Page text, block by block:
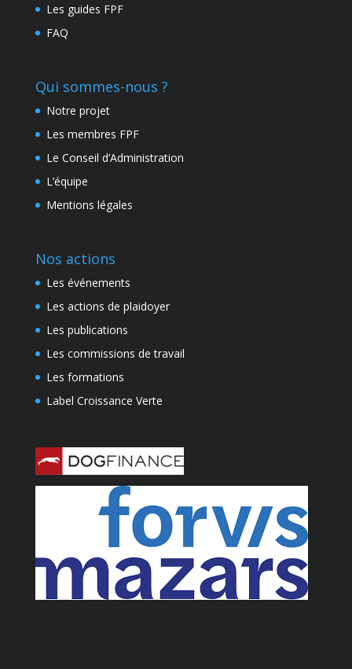
Les guides FPF
FAQ
Qui sommes-nous ?
Notre projet
Les membres FPF
Le Conseil d’Administration
L’équipe
Mentions légales
Nos actions
Les événements
Les actions de plaidoyer
Les publications
Les commissions de travail
Les formations
Label Croissance Verte